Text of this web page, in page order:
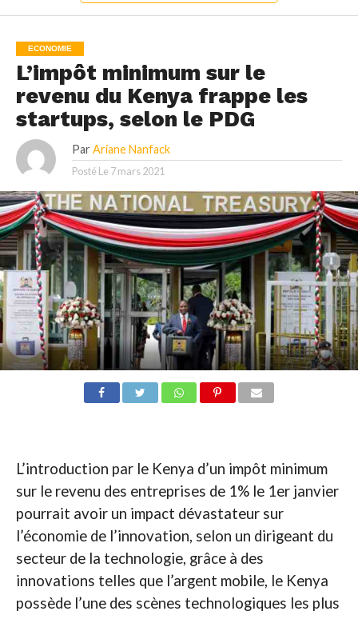
ECONOMIE
L’impôt minimum sur le
revenu du Kenya frappe les
startups, selon le PDG
Par Ariane Nanfack
Posté Le 7 mars 2021
L’introduction par le Kenya d’un impôt minimum
sur le revenu des entreprises de 1% le 1er janvier
pourrait avoir un impact dévastateur sur
l’économie de l’innovation, selon un dirigeant du
secteur de la technologie, grâce à des
innovations telles que l’argent mobile, le Kenya
possède l’une des scènes technologiques les plus